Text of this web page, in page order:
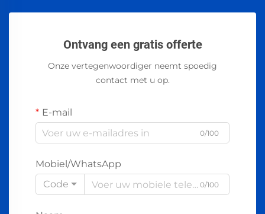
Ontvang een gratis offerte
Onze vertegenwoordiger neemt spoedig
contact met u op.
E-mail
0/100
Mobiel/WhatsApp
Code
0/100